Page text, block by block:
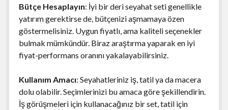
Bütçe Hesaplayın: İyi bir deri seyahat seti genellikle
yatırım gerektirse de, bütçenizi aşmamaya özen
göstermelisiniz. Uygun fiyatlı, ama kaliteli seçenekler
bulmak mümkündür. Biraz araştırma yaparak en iyi
fiyat-performans oranını yakalayabilirsiniz.
Kullanım Amacı: Seyahatleriniz iş, tatil ya da macera
dolu olabilir. Seçimlerinizi bu amaca göre şekillendirin.
İş görüşmeleri için kullanacağınız bir set, tatil için